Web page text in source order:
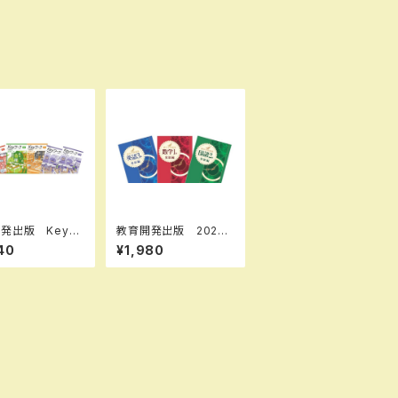
発出版 Keyワ
ーワーク） 英
３（ご選択くだ
2026年度版
教育開発出版 2026
年度版 新中学問題
集 国語 中1～3 発
展編 各学年（選択くだ
¥1,980